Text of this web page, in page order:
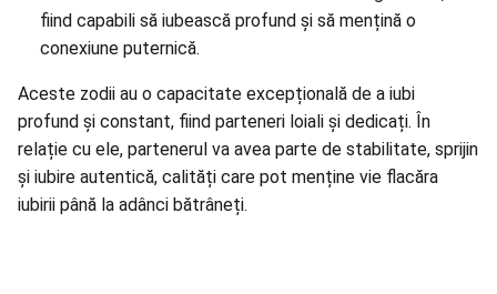
fiind capabili să iubească profund și să mențină o
conexiune puternică.
Aceste zodii au o capacitate excepțională de a iubi
profund și constant, fiind parteneri loiali și dedicați. În
relație cu ele, partenerul va avea parte de stabilitate, sprijin
și iubire autentică, calități care pot menține vie flacăra
iubirii până la adânci bătrâneți.